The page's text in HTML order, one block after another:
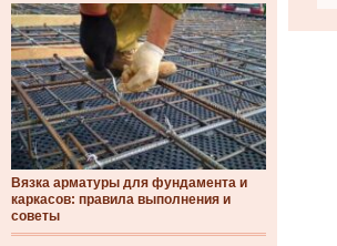
Вязка арматуры для фундамента и
каркасов: правила выполнения и
советы